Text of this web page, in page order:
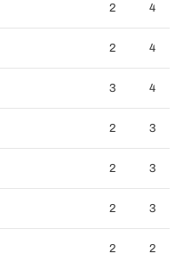
2 4
2 4
3 4
2 3
2 3
2 3
2 2